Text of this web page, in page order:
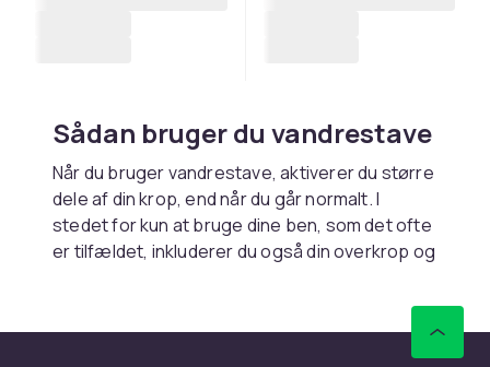
Sådan bruger du vandrestave
Når du bruger vandrestave, aktiverer du større
dele af din krop, end når du går normalt. I
stedet for kun at bruge dine ben, som det ofte
er tilfældet, inkluderer du også din overkrop og
vandrestave har den korrekte længde, som
skal være cirka 5 cm under armhulen. De fleste